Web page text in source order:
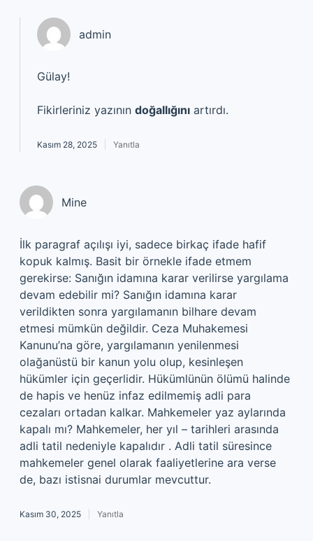
admin
Gülay!
Fikirleriniz yazının doğallığını artırdı.
Kasım 28, 2025 Yanıtla
Mine
İlk paragraf açılışı iyi, sadece birkaç ifade hafif
kopuk kalmış. Basit bir örnekle ifade etmem
gerekirse: Sanığın idamına karar verilirse yargılama
devam edebilir mi? Sanığın idamına karar
verildikten sonra yargılamanın bilhare devam
etmesi mümkün değildir. Ceza Muhakemesi
Kanunu’na göre, yargılamanın yenilenmesi
olağanüstü bir kanun yolu olup, kesinleşen
hükümler için geçerlidir. Hükümlünün ölümü halinde
de hapis ve henüz infaz edilmemiş adli para
cezaları ortadan kalkar. Mahkemeler yaz aylarında
kapalı mı? Mahkemeler, her yıl – tarihleri arasında
adli tatil nedeniyle kapalıdır . Adli tatil süresince
mahkemeler genel olarak faaliyetlerine ara verse
de, bazı istisnai durumlar mevcuttur.
Kasım 30, 2025 Yanıtla